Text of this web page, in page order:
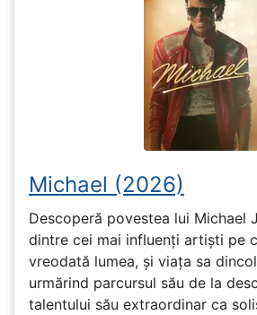
Michael (2026)
Descoperă povestea lui Michael
dintre cei mai influenți artiști pe
vreodată lumea, și viața sa
urmărind parcursul său de la
talentului său extraordinar ca